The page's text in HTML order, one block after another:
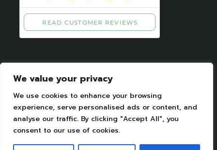
We value your privacy
We use cookies to enhance your browsing
experience, serve personalised ads or content, and
analyse our traffic. By clicking "Accept All", you
consent to our use of cookies.
Mentions légales|Protection des données
personelles